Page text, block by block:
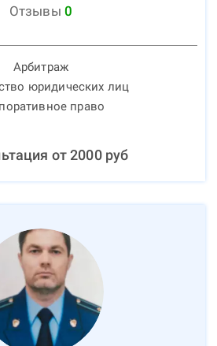
Отзывы 0
Арбитраж
юридических лиц
право
от2000руб